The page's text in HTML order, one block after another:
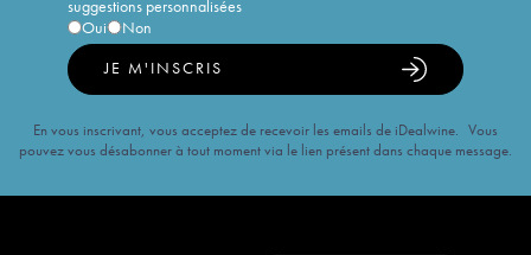
suggestions personnalisées
Oui
Non
JE M'INSCRIS
En vous inscrivant, vous acceptez de recevoir les emails de iDealwine. Vous
pouvez vous désabonner à tout moment via le lien présent dans chaque message.